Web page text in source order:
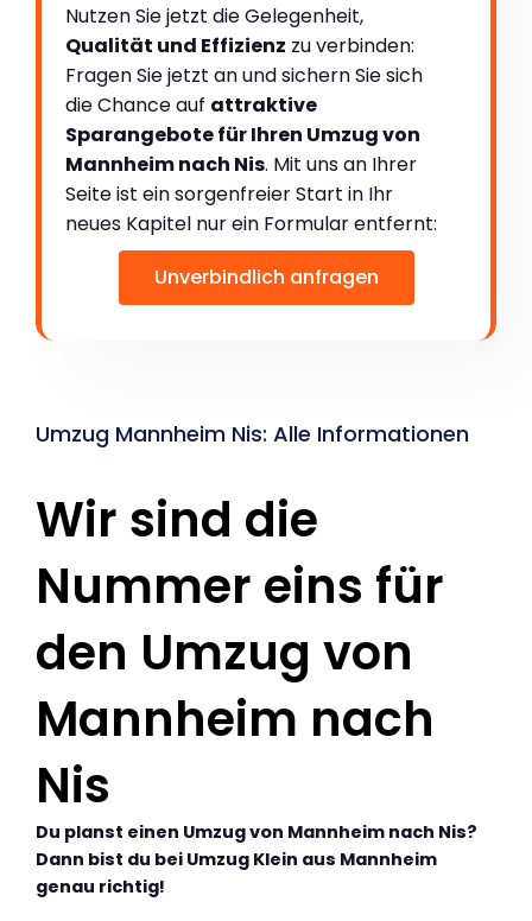
Nutzen Sie jetzt die Gelegenheit,
Qualität und Effizienz zu verbinden:
Fragen Sie jetzt an und sichern Sie sich
die Chance auf attraktive
Sparangebote für Ihren Umzug von
Mannheim nach Nis. Mit uns an Ihrer
Seite ist ein sorgenfreier Start in Ihr
neues Kapitel nur ein Formular entfernt:
Unverbindlich anfragen
Umzug Mannheim Nis: Alle Informationen
Wir sind die
Nummer eins für
den Umzug von
Mannheim nach
Nis
Du planst einen Umzug von Mannheim nach Nis?
Dann bist du bei Umzug Klein aus Mannheim
genau richtig!